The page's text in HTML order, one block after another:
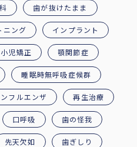
歯が抜けたまま
ニング インプラント
小児矯正 顎関節症
睡眠時無呼吸症候群
フルエンザ 再生治療
口呼吸 歯の怪我
先天欠如 歯ぎしり